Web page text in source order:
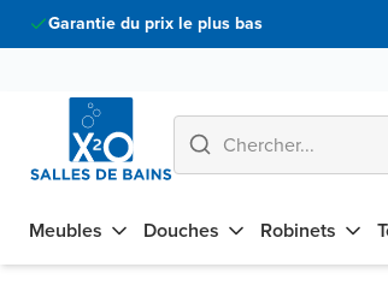
Garantie du prix le plus bas
Meubles Douches Robinets